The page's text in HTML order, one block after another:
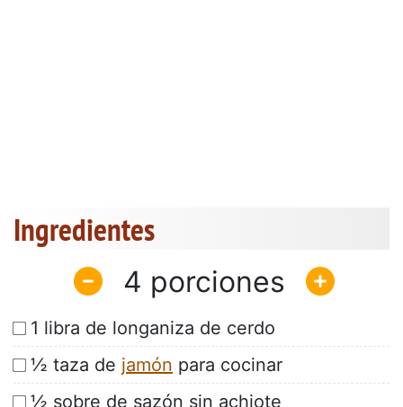
Ingredientes
4
1 libra de longaniza de cerdo
½ taza de jamón para cocinar
½ sobre de sazón sin achiote